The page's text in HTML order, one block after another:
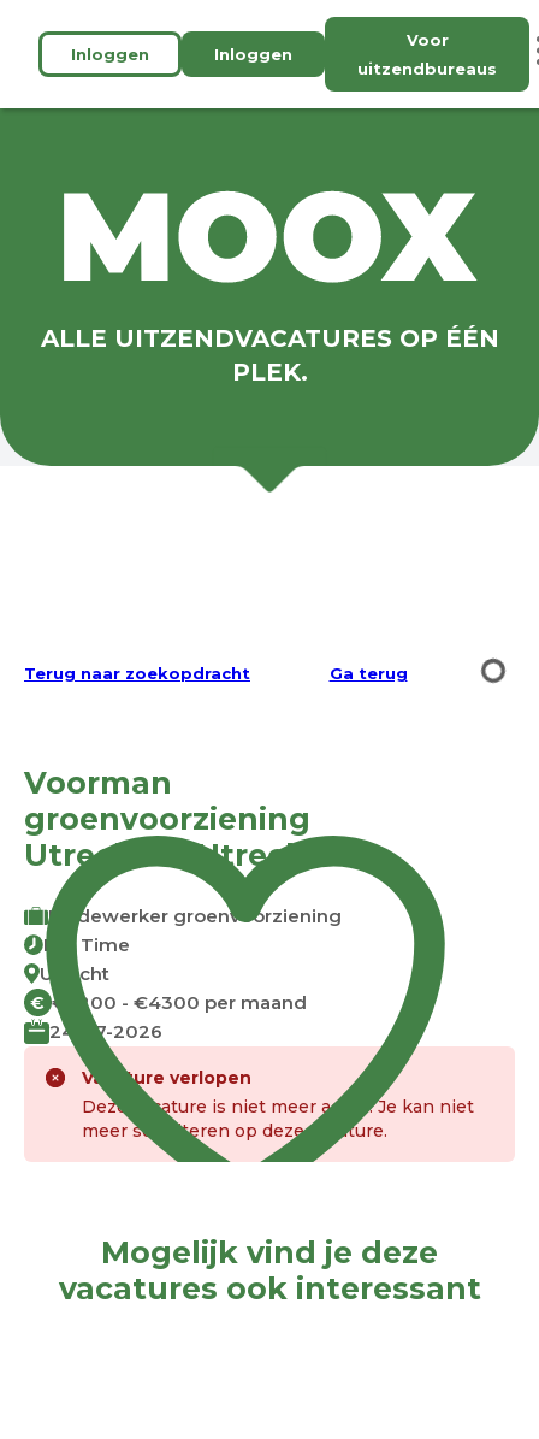
Inloggen Inloggen
Voor
uitzendbureaus
ALLE UITZENDVACATURES OP ÉÉN
PLEK.
Terug naar zoekopdracht Ga terug
Voorman
groenvoorziening
Utrecht in Utrecht
Medewerker groenvoorziening
Full Time
Utrecht
€ €3200 - €4300 per maand
24-07-2026
Vacature verlopen
Deze vacature is niet meer actief. Je kan niet
meer solliciteren op deze vacature.
Mogelijk vind je deze
vacatures ook interessant